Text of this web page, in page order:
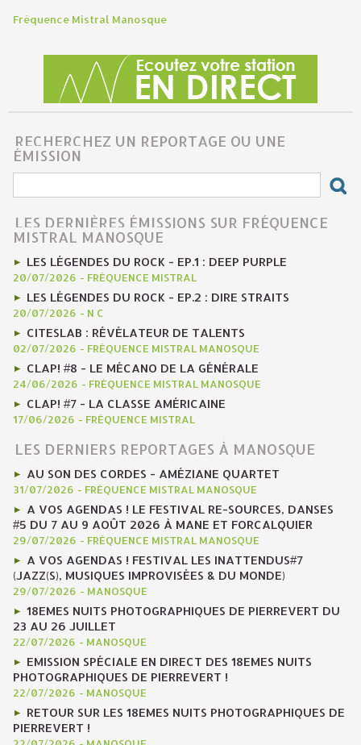
Fréquence Mistral Manosque
RECHERCHEZ UN REPORTAGE OU UNE
ÉMISSION
LES DERNIÈRES ÉMISSIONS SUR FRÉQUENCE
MISTRAL MANOSQUE
LES LÉGENDES DU ROCK - EP.1 : DEEP PURPLE
20/07/2026 - FRÉQUENCE MISTRAL
LES LÉGENDES DU ROCK - EP.2 : DIRE STRAITS
20/07/2026 - N C
CITESLAB : RÉVÉLATEUR DE TALENTS
02/07/2026 - FRÉQUENCE MISTRAL MANOSQUE
CLAP! #8 - LE MÉCANO DE LA GÉNÉRALE
24/06/2026 - FRÉQUENCE MISTRAL MANOSQUE
CLAP! #7 - LA CLASSE AMÉRICAINE
17/06/2026 - FRÉQUENCE MISTRAL
LES DERNIERS REPORTAGES À MANOSQUE
AU SON DES CORDES - AMÉZIANE QUARTET
31/07/2026 - FRÉQUENCE MISTRAL MANOSQUE
A VOS AGENDAS ! LE FESTIVAL RE-SOURCES, DANSES
#5 DU 7 AU 9 AOÛT 2026 À MANE ET FORCALQUIER
29/07/2026 - FRÉQUENCE MISTRAL MANOSQUE
A VOS AGENDAS ! FESTIVAL LES INATTENDUS#7
(JAZZ(S), MUSIQUES IMPROVISÉES & DU MONDE)
29/07/2026 - MANOSQUE
18EMES NUITS PHOTOGRAPHIQUES DE PIERREVERT DU
23 AU 26 JUILLET
22/07/2026 - MANOSQUE
EMISSION SPÉCIALE EN DIRECT DES 18EMES NUITS
PHOTOGRAPHIQUES DE PIERREVERT !
22/07/2026 - MANOSQUE
RETOUR SUR LES 18EMES NUITS PHOTOGRAPHIQUES DE
PIERREVERT !